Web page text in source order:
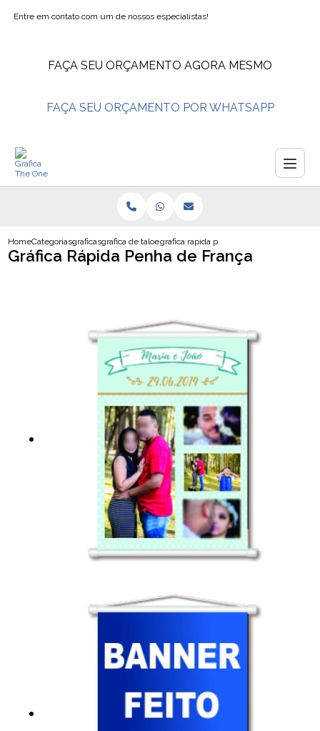
Entre em contato com um de nossos especialistas!
FAÇA SEU ORÇAMENTO AGORA MESMO
FAÇA SEU ORÇAMENTO POR WHATSAPP
HomeCategoriasgraficasgrafica de taloes de pedidografica rapida penha de franca
Gráfica Rápida Penha de França